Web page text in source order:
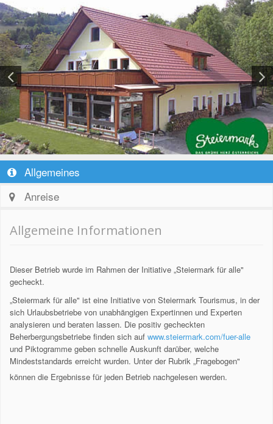
Allgemeines
Anreise
Allgemeine Informationen
Dieser Betrieb wurde im Rahmen der Initiative „Steiermark für alle"
gecheckt.
„Steiermark für alle" ist eine Initiative von Steiermark Tourismus, in der
sich Urlaubsbetriebe von unabhängigen Expertinnen und Experten
analysieren und beraten lassen. Die positiv gecheckten
Beherbergungsbetriebe finden sich auf www.steiermark.com/fuer-alle
und Piktogramme geben schnelle Auskunft darüber, welche
Mindeststandards erreicht wurden. Unter der Rubrik „Fragebogen"
können die Ergebnisse für jeden Betrieb nachgelesen werden.